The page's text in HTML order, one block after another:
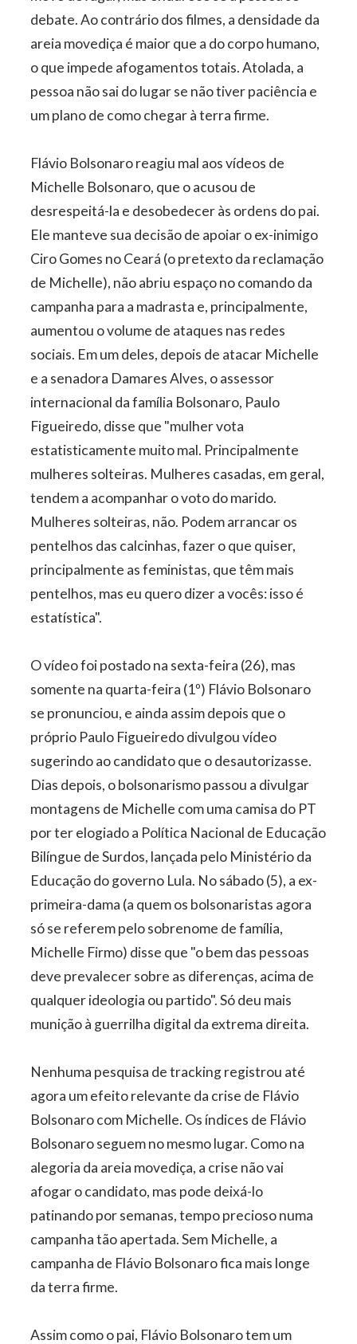
debate. Ao contrário dos filmes, a densidade da
areia movediça é maior que a do corpo humano,
o que impede afogamentos totais. Atolada, a
pessoa não sai do lugar se não tiver paciência e
um plano de como chegar à terra firme.
Flávio Bolsonaro reagiu mal aos vídeos de
Michelle Bolsonaro, que o acusou de
desrespeitá-la e desobedecer às ordens do pai.
Ele manteve sua decisão de apoiar o ex-inimigo
Ciro Gomes no Ceará (o pretexto da reclamação
de Michelle), não abriu espaço no comando da
campanha para a madrasta e, principalmente,
aumentou o volume de ataques nas redes
sociais. Em um deles, depois de atacar Michelle
e a senadora Damares Alves, o assessor
internacional da família Bolsonaro, Paulo
Figueiredo, disse que "mulher vota
estatisticamente muito mal. Principalmente
mulheres solteiras. Mulheres casadas, em geral,
tendem a acompanhar o voto do marido.
Mulheres solteiras, não. Podem arrancar os
pentelhos das calcinhas, fazer o que quiser,
principalmente as feministas, que têm mais
pentelhos, mas eu quero dizer a vocês: isso é
estatística".
O vídeo foi postado na sexta-feira (26), mas
somente na quarta-feira (1º) Flávio Bolsonaro
se pronunciou, e ainda assim depois que o
próprio Paulo Figueiredo divulgou vídeo
sugerindo ao candidato que o desautorizasse.
Dias depois, o bolsonarismo passou a divulgar
montagens de Michelle com uma camisa do PT
por ter elogiado a Política Nacional de Educação
Bilíngue de Surdos, lançada pelo Ministério da
Educação do governo Lula. No sábado (5), a ex-
primeira-dama (a quem os bolsonaristas agora
só se referem pelo sobrenome de família,
Michelle Firmo) disse que "o bem das pessoas
deve prevalecer sobre as diferenças, acima de
qualquer ideologia ou partido". Só deu mais
munição à guerrilha digital da extrema direita.
Nenhuma pesquisa de tracking registrou até
agora um efeito relevante da crise de Flávio
Bolsonaro com Michelle. Os índices de Flávio
Bolsonaro seguem no mesmo lugar. Como na
alegoria da areia movediça, a crise não vai
afogar o candidato, mas pode deixá-lo
patinando por semanas, tempo precioso numa
campanha tão apertada. Sem Michelle, a
campanha de Flávio Bolsonaro fica mais longe
da terra firme.
Assim como o pai, Flávio Bolsonaro tem um